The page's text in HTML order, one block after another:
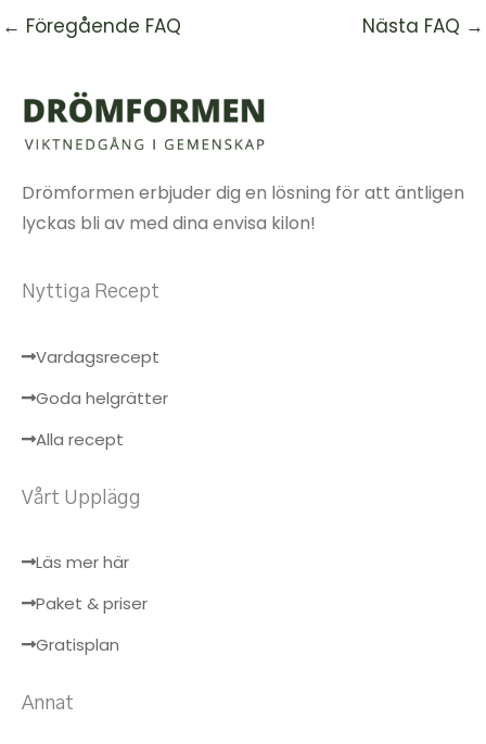
← Föregående FAQ Nästa FAQ →
Drömformen erbjuder dig en lösning för att äntligen
lyckas bli av med dina envisa kilon!
Nyttiga Recept
Vardagsrecept
Goda helgrätter
Alla recept
Vårt Upplägg
Läs mer här
Paket & priser
Gratisplan
Annat